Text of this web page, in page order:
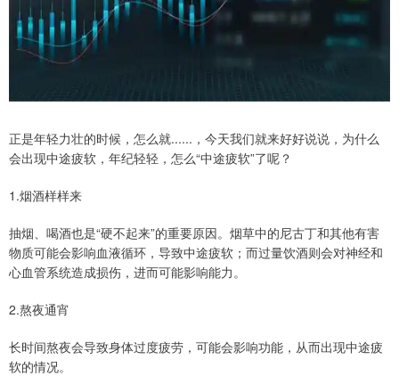
正是年轻力壮的时候，怎么就......，今天我们就来好好说说，为什么
会出现中途疲软，年纪轻轻，怎么“中途疲软”了呢？
1.烟酒样样来
抽烟、喝酒也是“硬不起来”的重要原因。烟草中的尼古丁和其他有害
物质可能会影响血液循环，导致中途疲软；而过量饮酒则会对神经和
心血管系统造成损伤，进而可能影响能力。
2.熬夜通宵
长时间熬夜会导致身体过度疲劳，可能会影响功能，从而出现中途疲
软的情况。